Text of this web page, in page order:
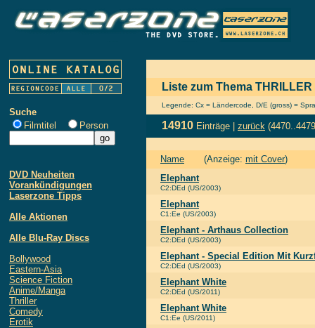
Suche
Filmtitel
Person
DVD Neuheiten
Vorankündigungen
Laserzone Tipps
Alle Aktionen
Alle Blu-Ray Discs
Bollywood
Eastern-Asia
Science Fiction
Anime/Manga
Thriller
Comedy
Erotik
Liste zum Thema THRILLER
Legende: Cx = Ländercode, D/E (gross) =
14910 Einträge | zurück
Name (Anzeige: mit Cover)
Elephant
C2:DEd (US/2003)
Elephant
C1:Ee (US/2003)
Elephant - Arthaus Collection
C2:DEd (US/2003)
Elephant - Special Edition Mit
C2:DEd (US/2003)
Elephant White
C2:DEd (US/2011)
Elephant White
C1:Ee (US/2011)